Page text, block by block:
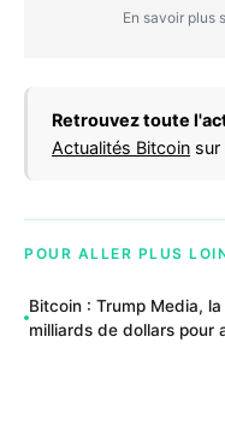
En savoir plus
Retrouvez toute
Actualités Bitcoin sur
POUR ALLER PLUS
Bitcoin : Trump Media,
milliards de dollars pour